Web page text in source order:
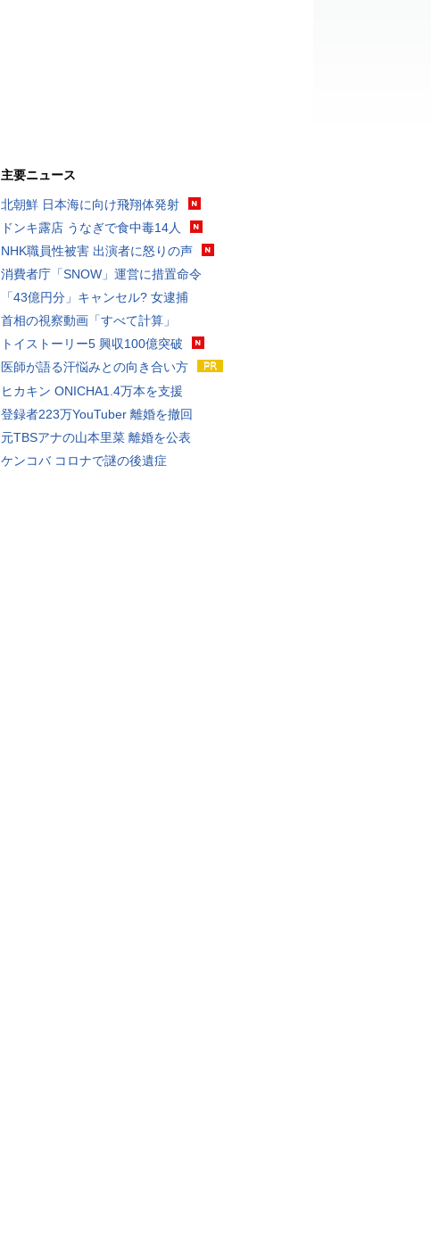
主要ニュース
北朝鮮 日本海に向け飛翔体発射
ドンキ露店 うなぎで食中毒14人
NHK職員性被害 出演者に怒りの声
消費者庁「SNOW」運営に措置命令
「43億円分」キャンセル? 女逮捕
首相の視察動画「すべて計算」
トイストーリー5 興収100億突破
医師が語る汗悩みとの向き合い方
ヒカキン ONICHA1.4万本を支援
登録者223万YouTuber 離婚を撤回
元TBSアナの山本里菜 離婚を公表
ケンコバ コロナで謎の後遺症